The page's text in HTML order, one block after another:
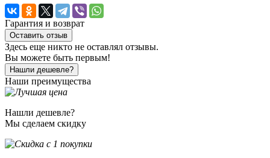
Гарантия и возврат
Оставить отзыв
Здесь еще никто не оставлял отзывы.
Вы можете быть первым!
Нашли дешевле?
Наши преимущества
Нашли дешевле?
Мы сделаем скидку